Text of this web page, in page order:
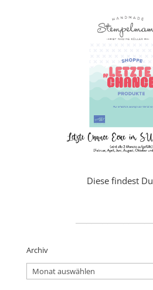
Diese findest Du
Archiv
Archiv